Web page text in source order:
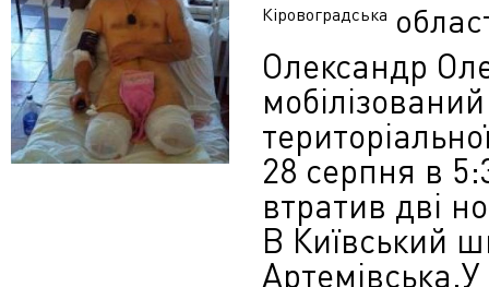
Кіровоградська
Олександр
28 серпня в
втратив дві
В Київський